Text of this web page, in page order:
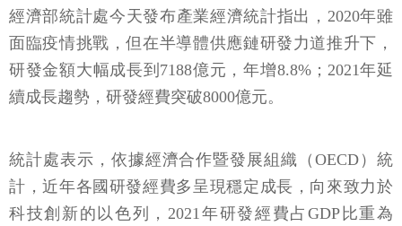
經濟部統計處今天發布產業經濟統計指出，2020年雖
面臨疫情挑戰，但在半導體供應鏈研發力道推升下，
研發金額大幅成長到7188億元，年增8.8%；2021年延
續成長趨勢，研發經費突破8000億元。
統計處表示，依據經濟合作暨發展組織（OECD）統
計，近年各國研發經費多呈現穩定成長，向來致力於
科技創新的以色列，2021年研發經費占GDP比重為